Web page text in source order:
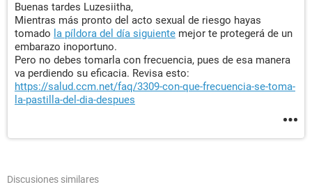
Buenas tardes Luzesiitha,
Mientras más pronto del acto sexual de riesgo hayas
tomado la píldora del día siguiente mejor te protegerá de un
embarazo inoportuno.
Pero no debes tomarla con frecuencia, pues de esa manera
va perdiendo su eficacia. Revisa esto:
https://salud.ccm.net/faq/3309-con-que-frecuencia-se-toma-
la-pastilla-del-dia-despues
Discusiones similares